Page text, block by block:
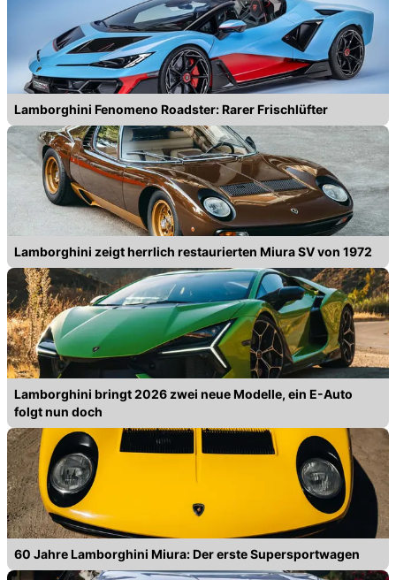
Lamborghini Fenomeno Roadster: Rarer Frischlüfter
Lamborghini zeigt herrlich restaurierten Miura SV von 1972
Lamborghini bringt 2026 zwei neue Modelle, ein E-Auto
folgt nun doch
60 Jahre Lamborghini Miura: Der erste Supersportwagen